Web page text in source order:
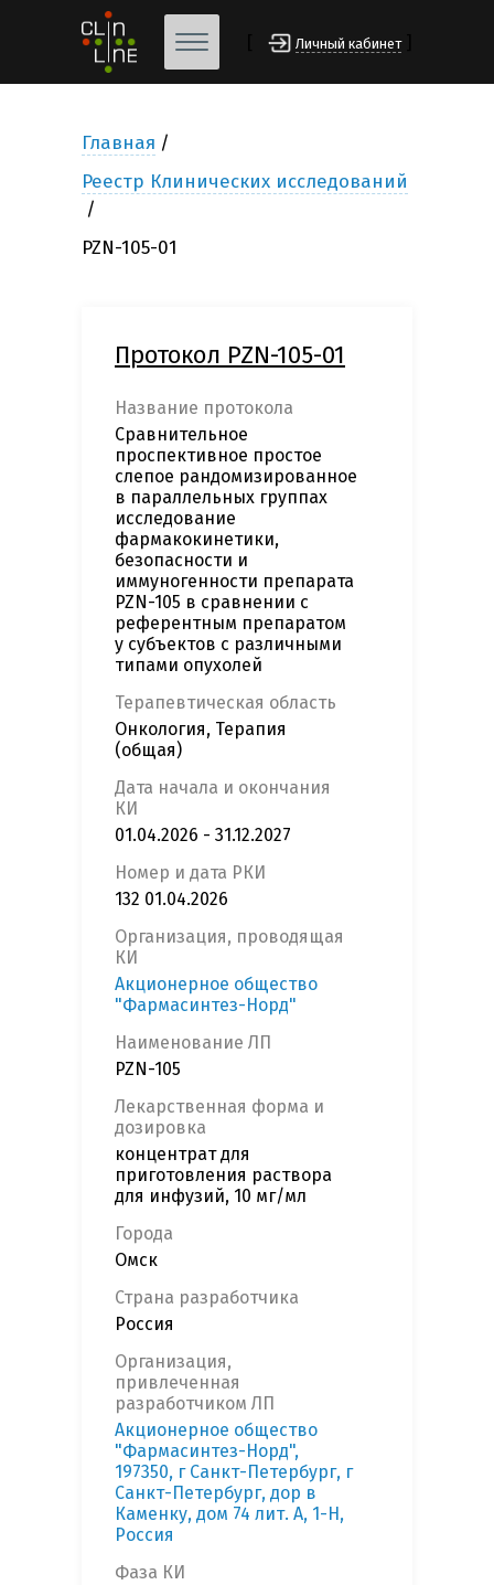
Личный кабинет
Главная
Реестр Клинических исследований
PZN-105-01
Протокол PZN-105-01
Название протокола
Сравнительное
проспективное простое
слепое рандомизированное
в параллельных группах
исследование
фармакокинетики,
безопасности и
иммуногенности препарата
PZN-105 в сравнении с
референтным препаратом
у субъектов с различными
типами опухолей
Терапевтическая область
Онкология, Терапия
(общая)
Дата начала и окончания
КИ
01.04.2026 - 31.12.2027
Номер и дата РКИ
132 01.04.2026
Организация, проводящая
КИ
Акционерное общество
"Фармасинтез-Норд"
Наименование ЛП
PZN-105
Лекарственная форма и
дозировка
концентрат для
приготовления раствора
для инфузий, 10 мг/мл
Города
Омск
Страна разработчика
Россия
Организация,
привлеченная
разработчиком ЛП
Акционерное общество
"Фармасинтез-Норд",
197350, г Санкт-Петербург, г
Санкт-Петербург, дор в
Каменку, дом 74 лит. А, 1-Н,
Россия
Фаза КИ